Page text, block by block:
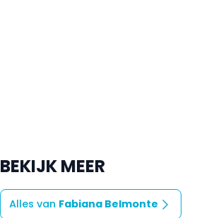
BEKIJK MEER
Alles van Fabiana Belmonte